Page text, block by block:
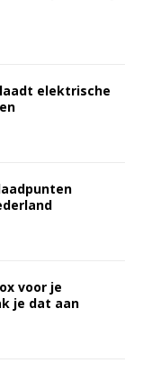
elektrische
voor je
je dat aan